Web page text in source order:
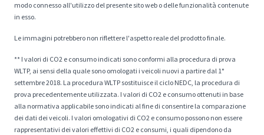
modo connesso all'utilizzo del presente sito web o delle funzionalità contenute
in esso.
Le immagini potrebbero non riflettere l'aspetto reale del prodotto finale.
** I valori di CO2 e consumo indicati sono conformi alla procedura di prova
WLTP, ai sensi della quale sono omologati i veicoli nuovi a partire dal 1°
settembre 2018. La procedura WLTP sostituisce il ciclo NEDC, la procedura di
prova precedentemente utilizzata. I valori di CO2 e consumo ottenuti in base
alla normativa applicabile sono indicati al fine di consentire la comparazione
dei dati dei veicoli. I valori omologativi di CO2 e consumo possono non essere
rappresentativi dei valori effettivi di CO2 e consumi, i quali dipendono da